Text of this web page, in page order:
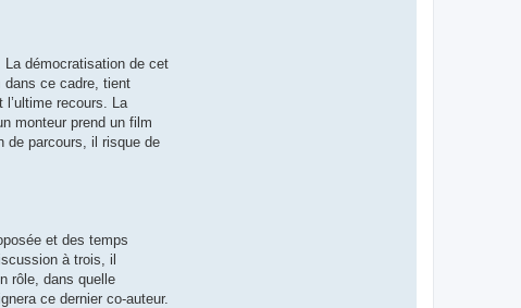
La démocratisation de cet
dans ce cadre, tient
recours. La
monteur prend un film
de parcours, il risque de
et des temps
à trois, il
rôle, dans quelle
ce dernier co-auteur.